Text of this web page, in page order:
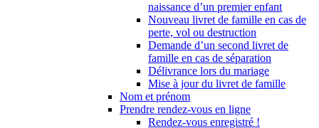
naissance d’un premier enfant
Nouveau livret de famille en cas de
perte, vol ou destruction
Demande d’un second livret de
famille en cas de séparation
Délivrance lors du mariage
Mise à jour du livret de famille
Nom et prénom
Prendre rendez-vous en ligne
Rendez-vous enregistré !